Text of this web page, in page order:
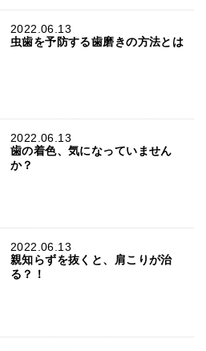
2022.06.13
虫歯を予防する歯磨きの方法とは
2022.06.13
歯の着色、気になっていません
か？
2022.06.13
親知らずを抜くと、肩こりが治
る？！